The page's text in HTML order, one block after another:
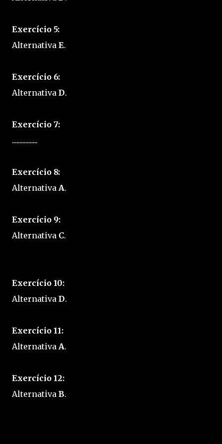
Exercício 5:
Alternativa E.
Exercício 6:
Alternativa D.
Exercício 7:
.................
Exercício 8:
Alternativa A.
Exercício 9:
Alternativa C.
Exercício 10:
Alternativa D.
Exercício 11:
Alternativa A.
Exercício 12:
Alternativa B.